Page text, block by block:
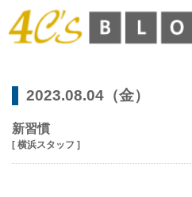
2023.08.04（金）
新習慣
[ 横浜スタッフ ]